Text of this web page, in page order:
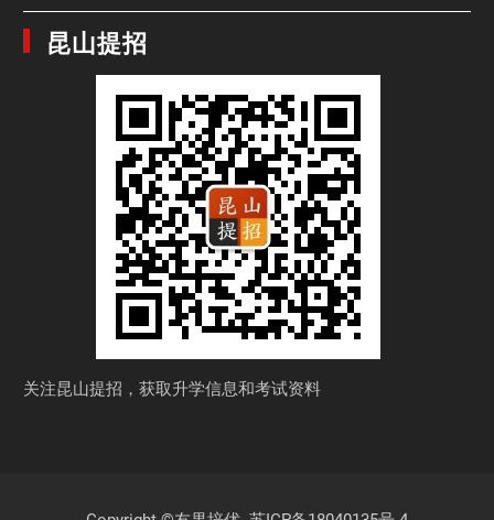
昆山提招
关注昆山提招，获取升学信息和考试资料